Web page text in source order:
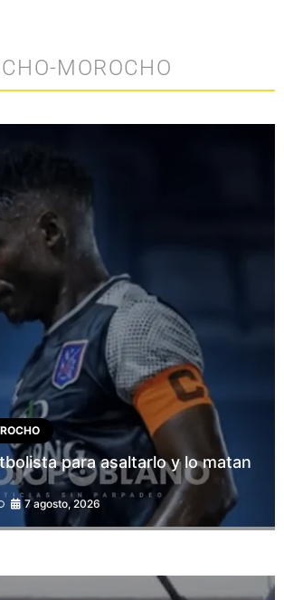
MOROCHO
para asaltarlo y lo matan
7 agosto, 2026